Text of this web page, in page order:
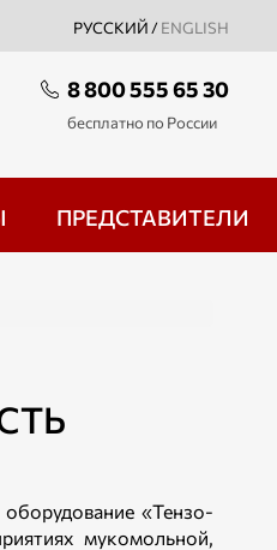
РУССКИЙ / ENGLISH
8 800 555 65 30
бесплатно по России
ПРЕДСТАВИТЕЛИ
«Тензо-
мукомольной,